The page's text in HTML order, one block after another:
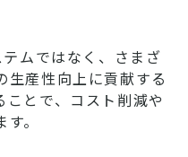
ムではなく、さまざ
生産性向上に貢献する
とで、コスト削減や
。